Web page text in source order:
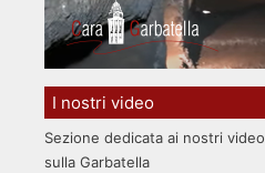
I nostri video
Sezione dedicata ai nostri video
sulla Garbatella